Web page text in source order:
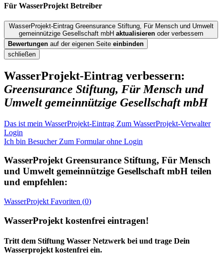
Für WasserProjekt Betreiber
WasserProjekt-Eintrag Greensurance Stiftung, Für Mensch und Umwelt
gemeinnützige Gesellschaft mbH aktualisieren oder verbessern
Bewertungen auf der eigenen Seite einbinden
schließen
WasserProjekt-Eintrag verbessern:
Greensurance Stiftung, Für Mensch und
Umwelt gemeinnützige Gesellschaft mbH
Das ist mein WasserProjekt-Eintrag Zum WasserProjekt-Verwalter
Login
Ich bin Besucher Zum Formular ohne Login
WasserProjekt Greensurance Stiftung, Für Mensch
und Umwelt gemeinnützige Gesellschaft mbH teilen
und empfehlen:
WasserProjekt Favoriten (0)
WasserProjekt kostenfrei eintragen!
Tritt dem Stiftung Wasser Netzwerk bei und trage Dein
Wasserprojekt kostenfrei ein.